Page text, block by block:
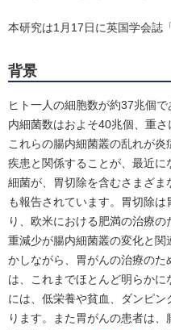
本研究は1月17日に英国学会誌
背景
ヒト一人の細胞数が約37兆個
内細菌数はおよそ40兆個、重
これらの腸内細菌叢の乱れが炎
疾患と関係することが、最近
細菌が、胃切除を含むさまざま
も報告されています。胃切除
り、欧米における肥満の治療
重減少が腸内細菌叢の変化と
かしながら、胃がんの治療の
は、これまでほとんど明らか
には、低栄養や貧血、ダンピン
ります。また胃がんの患者は